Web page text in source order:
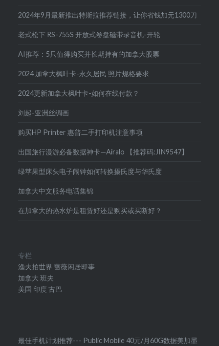
2024年9月最新推出特斯拉推荐链接，让你省钱加元1300刀
老式松下 RS-755S 开放式卷盘磁带录音机-开轮
AI推荐：5只值得购买并长期持有的加拿大股票
2024 加拿大枫叶卡-永久居民 照片规格要求
2024更新加拿大枫叶卡-如何在线付款？
刘起-亚洲丝绸画
购买HP Printer 惠普二手打印机注意事项
出国旅行漫游必备数据神卡—Airalo 【推荐码:JIN9547】
绿苹果型床头电子闹钟如何转换摄氏度与华氏度
加拿大中文服务电话集锦
在加拿大的热水炉是租赁好还是购买或买断好？
专栏
渔夫拍世界蔷薇闲居即事
加拿大 班夫
美国 印度 古巴
最佳手机计划推荐--- Public Mobile 40元/月60G数据美加墨